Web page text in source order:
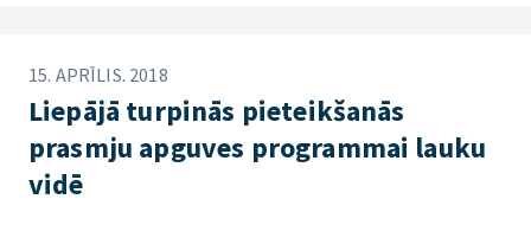
15. APRĪLIS. 2018
Liepājā turpinās pieteikšanās
prasmju apguves programmai lauku
vidē